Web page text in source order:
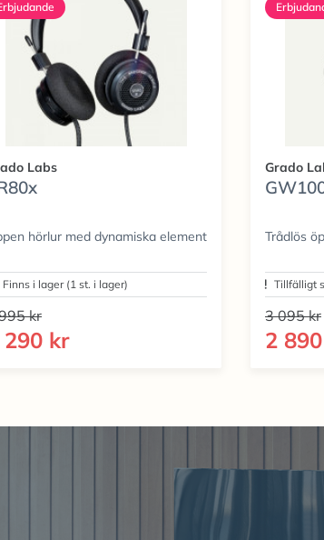
Labs
hörlur med dynamiska element
Finns i lager (1 st. i lager)
kr
290 kr
Grado
Trådlös
Tillfälligt
3 095 kr
2